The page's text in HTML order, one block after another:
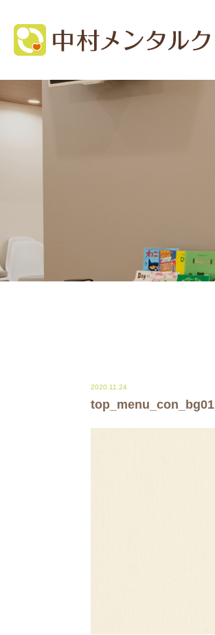
2020.11.24
top_menu_con_bg01